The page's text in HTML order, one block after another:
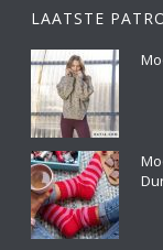
LAATSTE